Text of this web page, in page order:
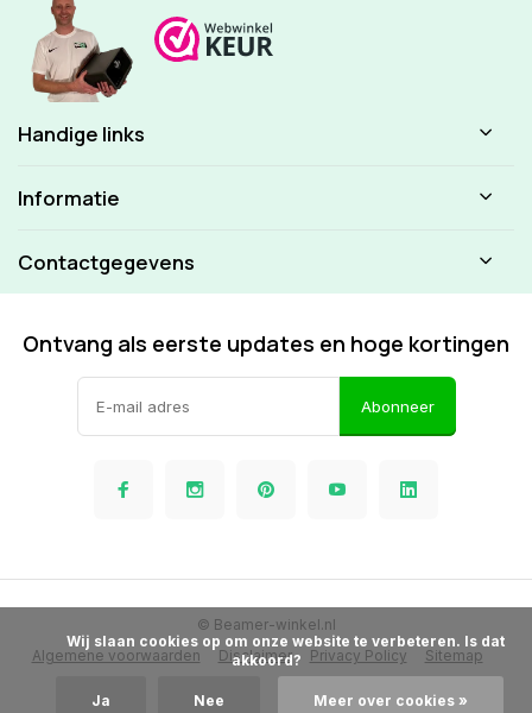
Handige links
Informatie
Contactgegevens
Ontvang als eerste updates en hoge kortingen
Abonneer
Algemene voorwaarden Disclaimer Privacy Policy Sitemap
© Beamer-winkel.nl
akkoord?
Ja Nee Meer over cookies »